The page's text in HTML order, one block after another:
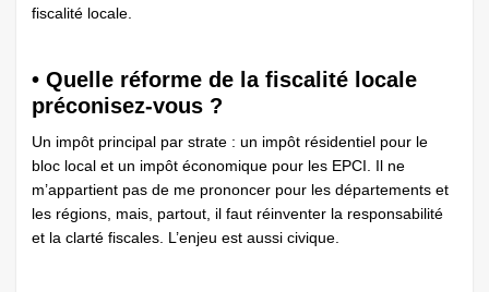
fiscalité locale.
• Quelle réforme de la fiscalité locale
préconisez-vous ?
Un impôt principal par strate : un impôt résidentiel pour le
bloc local et un impôt économique pour les EPCI. Il ne
m’appartient pas de me prononcer pour les départements et
les régions, mais, partout, il faut réinventer la responsabilité
et la clarté fiscales. L’enjeu est aussi civique.